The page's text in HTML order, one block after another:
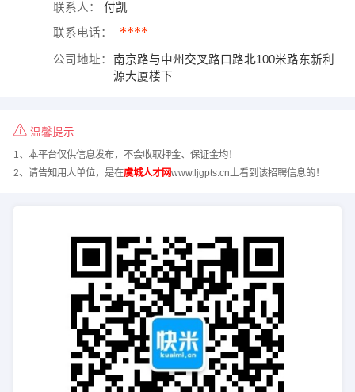
联系人： 付凯
联系电话： ****
公司地址：
南京路与中州交叉路口路北100米路东新利
源大厦楼下
温馨提示
1、本平台仅供信息发布，不会收取押金、保证金均！
2、请告知用人单位，是在虞城人才网www.ljgpts.cn上看到该招聘信息的！